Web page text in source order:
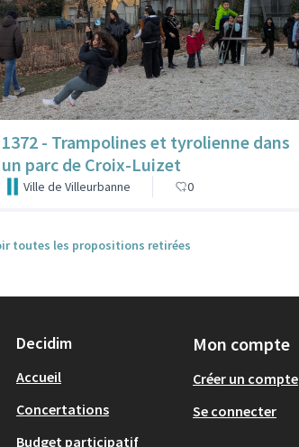
1372 - Trampolines et tyrolienne dans
un parc de Croix-Luizet
Ville de Villeurbanne 0
toutes les propositions retirées
Decidim
Accueil
Concertations
Budget participatif
Mon compte
Créer un compte
Se connecter